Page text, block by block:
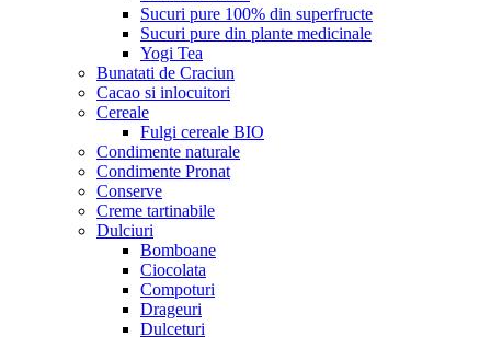
Sucuri pure 100% din superfructe
Sucuri pure din plante medicinale
Yogi Tea
Bunatati de Craciun
Cacao si inlocuitori
Cereale
Fulgi cereale BIO
Condimente naturale
Condimente Pronat
Conserve
Creme tartinabile
Dulciuri
Bomboane
Ciocolata
Compoturi
Drageuri
Dulceturi